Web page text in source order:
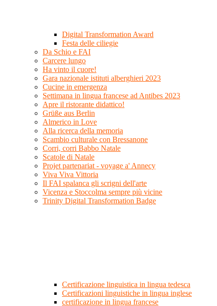
Digital Transformation Award
Festa delle ciliegie
Da Schio e FAI
Carcere lungo
Ha vinto il cuore!
Gara nazionale istituti alberghieri 2023
Cucine in emergenza
Settimana in lingua francese ad Antibes 2023
Apre il ristorante didattico!
Grüße aus Berlin
Almerico in Love
Alla ricerca della memoria
Scambio culturale con Bressanone
Corri, corri Babbo Natale
Scatole di Natale
Projet partenariat - voyage a' Annecy
Viva Viva Vittoria
Il FAI spalanca gli scrigni dell'arte
Vicenza e Stoccolma sempre più vicine
Trinity Digital Transformation Badge
Certificazione linguistica in lingua tedesca
Certificazioni linguistiche in lingua inglese
certificazione in lingua francese